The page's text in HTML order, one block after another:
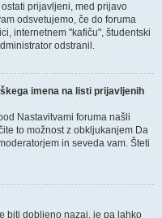
prijavljeni, med prijavo
odsvetujemo, če do foruma
internetnem "kafiču", študentski
odstranil.
imena na listi prijavljenih
Nastavitvami foruma našli
to možnost z obkljukanjem Da
in seveda vam. Šteti
biti dobljeno nazaj, je pa lahko